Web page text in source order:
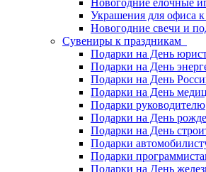
Новогодние елочные
Украшения для офиса
Новогодние свечи и
Сувениры к праздникам
Подарки на День
Подарки на День
Подарки на День
Подарки на День
Подарки руководителю
Подарки на День
Подарки на День
Подарки
Подарки
Подарки на День